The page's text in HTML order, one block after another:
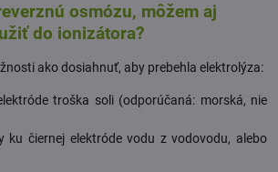
osmózu, môžem aj
do ionizátora?
ako dosiahnuť, aby prebehla elektrolýza:
troška soli (odporúčaná: morská, nie
ku čiernej elektróde vodu z vodovodu, alebo